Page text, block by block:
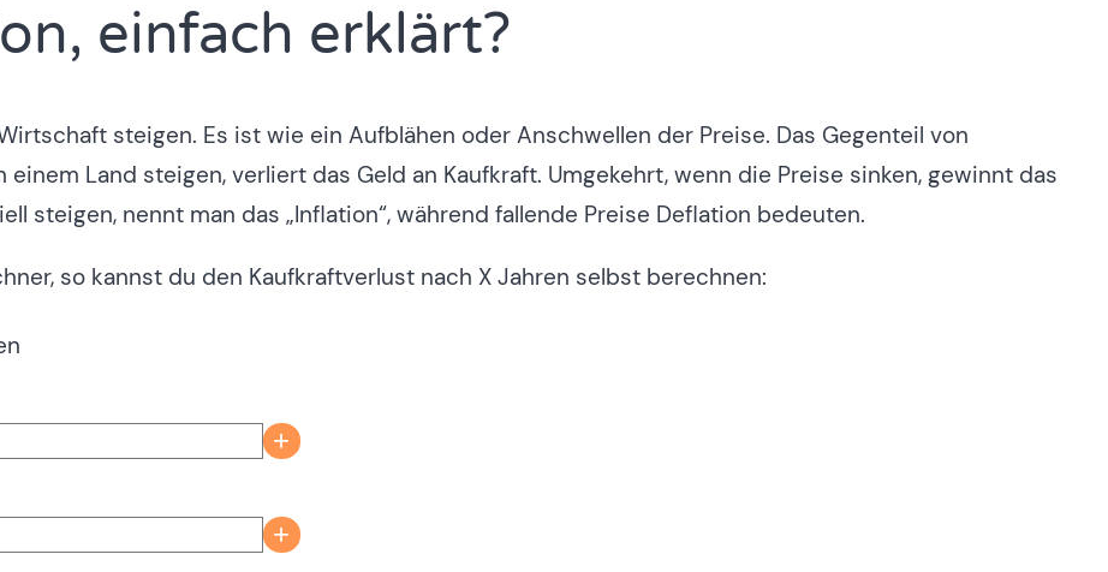
einfach erklärt?
steigen. Es ist wie ein Aufblähen oder Anschwellen der Preise. Das Gegenteil von
Land steigen, verliert das Geld an Kaufkraft. Umgekehrt, wenn die Preise sinken, gewinnt das
steigen, nennt man das „Inflation“, während fallende Preise Deflation bedeuten.
so kannst du den Kaufkraftverlust nach X Jahren selbst berechnen:
+
+